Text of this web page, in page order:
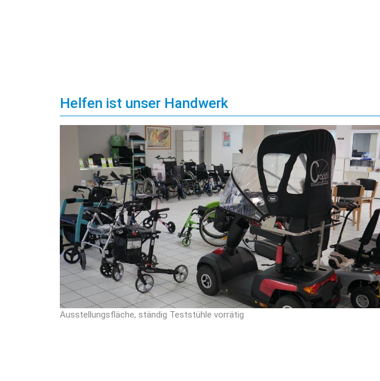
Helfen ist unser Handwerk
Ausstellungsfläche, ständig Teststühle vorrätig